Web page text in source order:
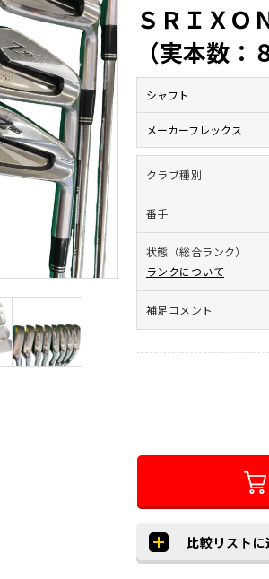
ＳＲＩＸ
（実本数：
シャフト
メーカーフレックス
クラブ種別
番手
状態（総合ランク）
ランクについて
補足コメント